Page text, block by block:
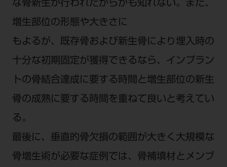
な骨新生が行われたからかも知れない。また、
増生部位の形態や大きさに
もよるが、既存骨および新生骨により埋入時の
十分な初期固定が獲得できるなら、インプラン
トの骨結合達成に要する時間と増生部位の新生
骨の成熟に要する時間を重ねて良いと考えてい
る。
最後に、垂直的骨欠損の範囲が大きく大規模な
骨増生術が必要な症例では、骨補填材とメンブ